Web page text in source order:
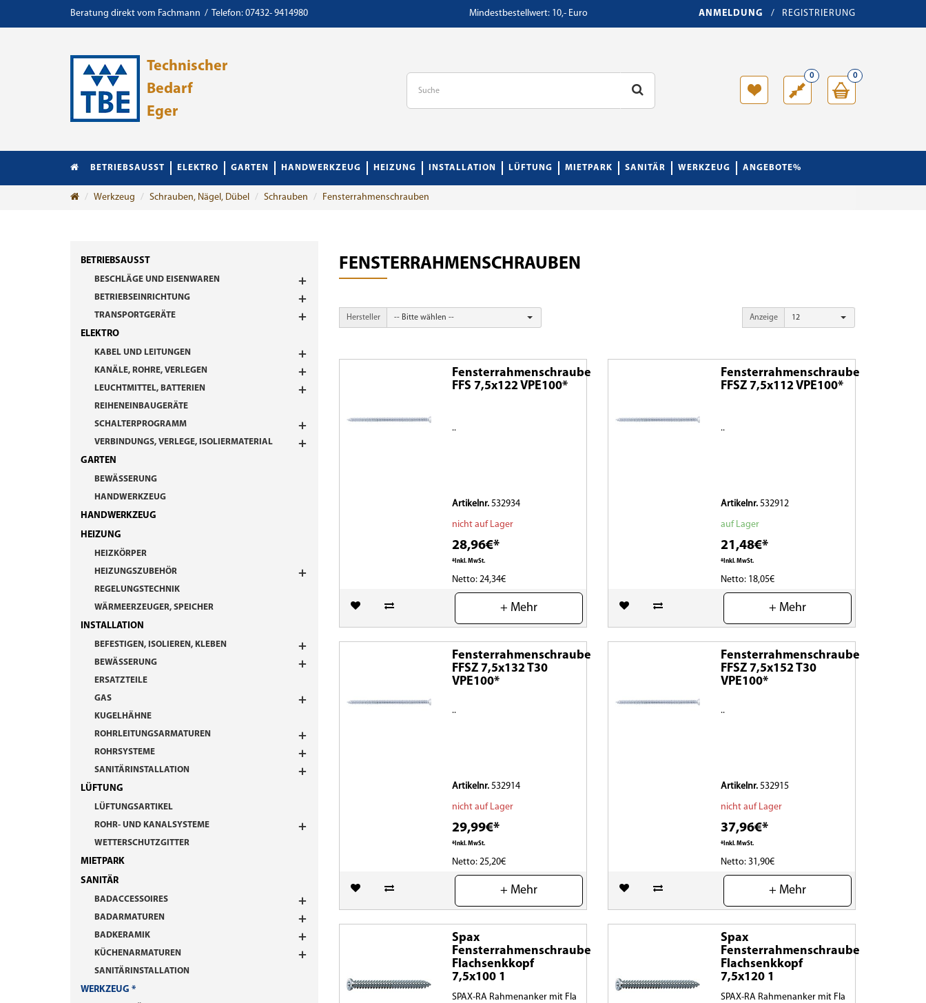
Beratung direkt vom Fachmann / Telefon: 07432- 9414980 Mindestbestellwert: 10,- Euro ANMELDUNG / REGISTRIERUNG
Technischer
Bedarf
Eger
0
0
BETRIEBSAUSST ELEKTRO GARTEN HANDWERKZEUG HEIZUNG INSTALLATION LÜFTUNG MIETPARK SANITÄR WERKZEUG ANGEBOTE%
Werkzeug Schrauben, Nägel, Dübel Schrauben Fensterrahmenschrauben
BETRIEBSAUSST
BESCHLÄGE UND EISENWAREN
BETRIEBSEINRICHTUNG
TRANSPORTGERÄTE
ELEKTRO
KABEL UND LEITUNGEN
KANÄLE, ROHRE, VERLEGEN
LEUCHTMITTEL, BATTERIEN
REIHENEINBAUGERÄTE
SCHALTERPROGRAMM
VERBINDUNGS, VERLEGE, ISOLIERMATERIAL
GARTEN
BEWÄSSERUNG
HANDWERKZEUG
HANDWERKZEUG
HEIZUNG
HEIZKÖRPER
HEIZUNGSZUBEHÖR
REGELUNGSTECHNIK
WÄRMEERZEUGER, SPEICHER
INSTALLATION
BEFESTIGEN, ISOLIEREN, KLEBEN
BEWÄSSERUNG
ERSATZTEILE
GAS
KUGELHÄHNE
ROHRLEITUNGSARMATUREN
ROHRSYSTEME
SANITÄRINSTALLATION
LÜFTUNG
LÜFTUNGSARTIKEL
ROHR- UND KANALSYSTEME
WETTERSCHUTZGITTER
MIETPARK
SANITÄR
BADACCESSOIRES
BADARMATUREN
BADKERAMIK
KÜCHENARMATUREN
SANITÄRINSTALLATION
WERKZEUG
FENSTERRAHMENSCHRAUBEN
Hersteller -- Bitte wählen -- Anzeige 12
Fensterrahmenschraube
FFS 7,5x122 VPE100*
..
Artikelnr. 532934
nicht auf Lager
28,96€*
*Inkl. MwSt.
Netto: 24,34€
(0)
+ Mehr
Fensterrahmenschraube
FFSZ 7,5x112 VPE100*
..
Artikelnr. 532912
auf Lager
21,48€*
*Inkl. MwSt.
Netto: 18,05€
(0)
+ Mehr
Fensterrahmenschraube
FFSZ 7,5x132 T30
VPE100*
..
Artikelnr. 532914
nicht auf Lager
29,99€*
*Inkl. MwSt.
Netto: 25,20€
(0)
+ Mehr
Fensterrahmenschraube
FFSZ 7,5x152 T30
VPE100*
..
Artikelnr. 532915
nicht auf Lager
37,96€*
*Inkl. MwSt.
Netto: 31,90€
(0)
+ Mehr
Spax
Fensterrahmenschraube
Flachsenkkopf
7,5x100 1
SPAX-RA Rahmenanker mit Fla
Spax
Fensterrahmenschraube
Flachsenkkopf
7,5x120 1
SPAX-RA Rahmenanker mit Fla